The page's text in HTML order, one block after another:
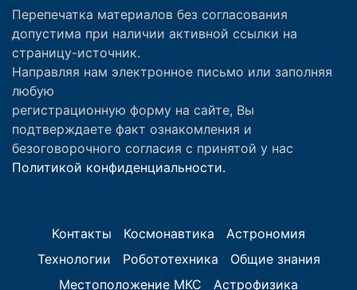
Перепечатка материалов без согласования
допустима при наличии активной ссылки на
страницу-источник.
Направляя нам электронное письмо или заполняя
любую
регистрационную форму на сайте, Вы
подтверждаете факт ознакомления и
безоговорочного согласия с принятой у нас
Политикой конфиденциальности.
Контакты Космонавтика
Астрономия
Технологии
Робототехника
Общие знания
Местоположение МКС
Астрофизика